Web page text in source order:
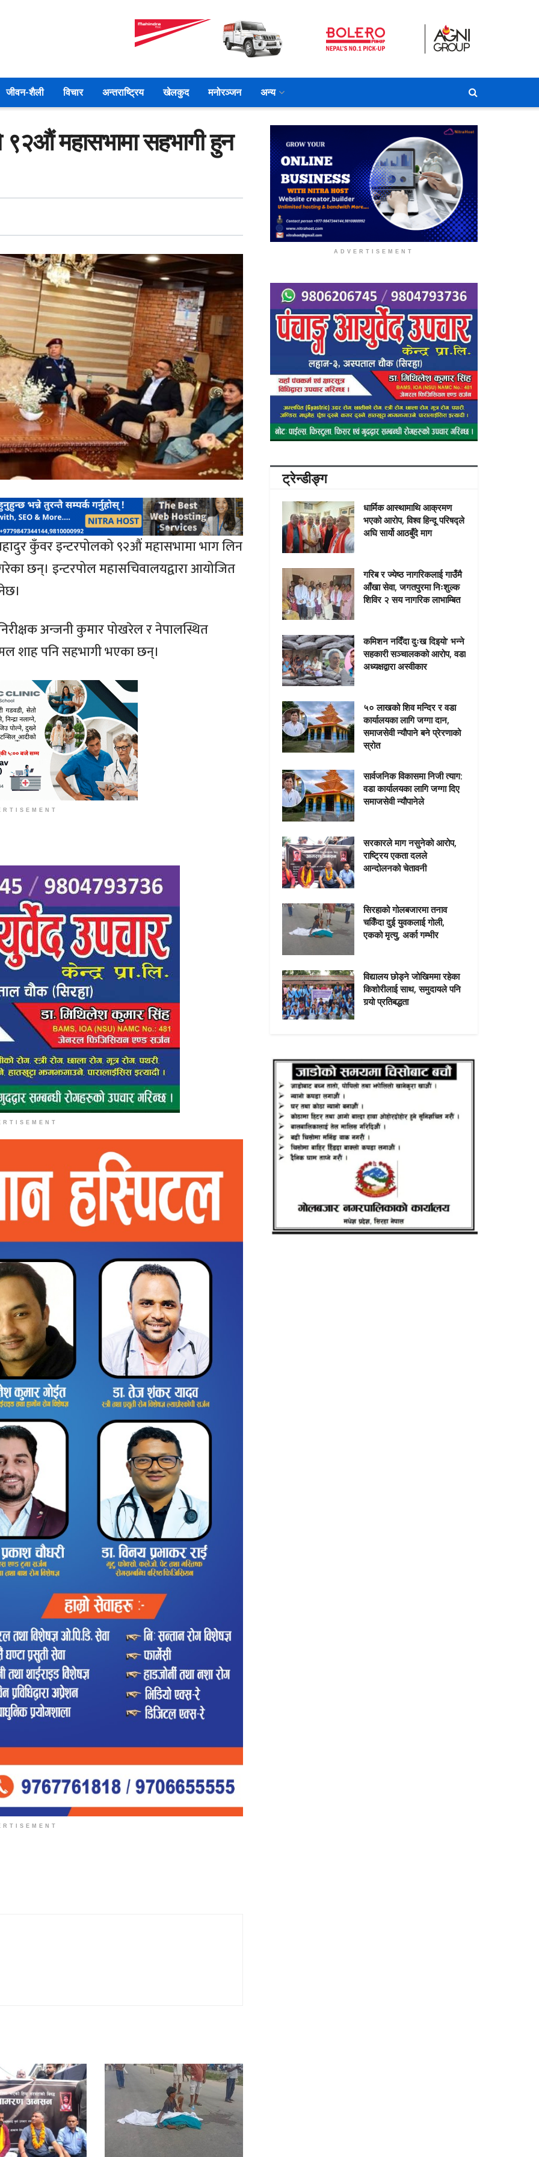
जीवन-शैली विचार अन्तराष्ट्रिय खेलकुद मनोरञ्जन अन्य
महासभामा सहभागी हुन
कुँवर इन्टरपोलको ९२औं महासभामा भाग लिन
छन्। इन्टरपोल महासचिवालयद्वारा आयोजित
अन्जनी कुमार पोखरेल र नेपालस्थित
शाह पनि सहभागी भएका छन्।
ADVERTISEMENT
ट्रेन्डीङ्ग
धार्मिक आस्थामाथि आक्रमण
भएको आरोप, विश्व हिन्दू परिषद्ले
अघि सार्यो आठबुँदे माग
गरिब र ज्येष्ठ नागरिकलाई गाउँमै
आँखा सेवा, जगतपुरमा निःशुल्क
शिविर २ सय नागरिक लाभाम्बित
कमिशन नदिँदा दुःख दिइयो’ भन्ने
सहकारी सञ्चालकको आरोप, वडा
अध्यक्षद्वारा अस्वीकार
५० लाखको शिव मन्दिर र वडा
कार्यालयका लागि जग्गा दान,
समाजसेवी न्यौपाने बने प्रेरणाको
स्रोत
सार्वजनिक विकासमा निजी त्याग:
वडा कार्यालयका लागि जग्गा दिए
समाजसेवी न्यौपानेले
सरकारले माग नसुनेको आरोप,
राष्ट्रिय एकता दलले
आन्दोलनको चेतावनी
सिरहाको गोलबजारमा तनाव
चर्किँदा दुई युवकलाई गोली,
एकको मृत्यु, अर्का गम्भीर
विद्यालय छोड्ने जोखिममा रहेका
किशोरीलाई साथ, समुदायले पनि
गर्‍यो प्रतिबद्धता